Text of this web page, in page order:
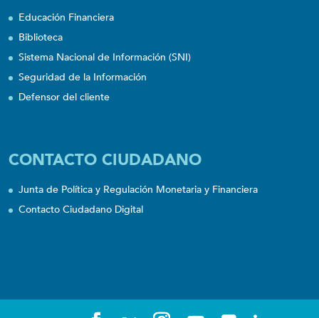
Educación Financiera
Biblioteca
Sistema Nacional de Información (SNI)
Seguridad de la Información
Defensor del cliente
CONTACTO CIUDADANO
Junta de Política y Regulación Monetaria y Financiera
Contacto Ciudadano Digital